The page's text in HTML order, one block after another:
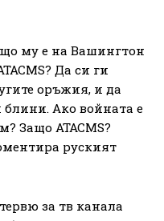
му е на Вашингтон
Да си ги
оръжия, и да
Ако войната е
Защо ATACMS?
руският
за тв канала